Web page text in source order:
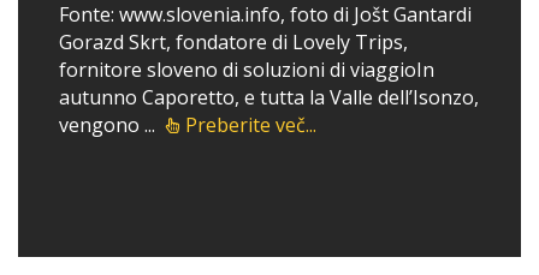
Fonte: www.slovenia.info, foto di Jošt Gantardi
Gorazd Skrt, fondatore di Lovely Trips,
fornitore sloveno di soluzioni di viaggioIn
autunno Caporetto, e tutta la Valle dell’Isonzo,
vengono ...
Preberite več...